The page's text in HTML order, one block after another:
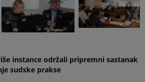
instance održali pripremni sastanak
sudske prakse